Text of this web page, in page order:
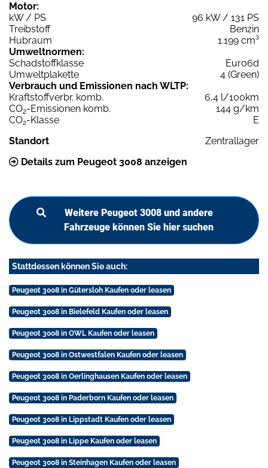
Motor:
kW / PS
96 kW / 131 PS
Treibstoff
Benzin
Hubraum
1.199 cm³
Umweltnormen:
Schadstoffklasse
Euro6d
Umweltplakette
4 (Green)
Verbrauch und Emissionen nach WLTP:
Kraftstoffverbr. komb.
6,4 l/100km
CO2-Emissionen komb.
144 g/km
CO2-Klasse
E
Standort
Zentrallager
Details zum Peugeot 3008 anzeigen
Weitere Peugeot 3008 und andere
Fahrzeuge können Sie hier suchen
Stattdessen können Sie auch:
Peugeot 3008 in Gütersloh Kaufen oder leasen
Peugeot 3008 in Bielefeld Kaufen oder leasen
Peugeot 3008 in OWL Kaufen oder leasen
Peugeot 3008 in Ostwestfalen Kaufen oder leasen
Peugeot 3008 in Oerlinghausen Kaufen oder leasen
Peugeot 3008 in Paderborn Kaufen oder leasen
Peugeot 3008 in Lippstadt Kaufen oder leasen
Peugeot 3008 in Lippe Kaufen oder leasen
Peugeot 3008 in Steinhagen Kaufen oder leasen